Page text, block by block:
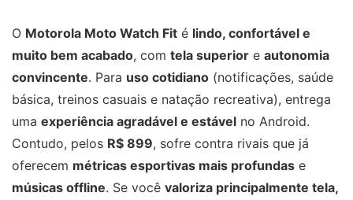
O Motorola Moto Watch Fit é lindo, confortável e
muito bem acabado, com tela superior e autonomia
convincente. Para uso cotidiano (notificações, saúde
básica, treinos casuais e natação recreativa), entrega
uma experiência agradável e estável no Android.
Contudo, pelos R$ 899, sofre contra rivais que já
oferecem métricas esportivas mais profundas e
músicas offline. Se você valoriza principalmente tela,